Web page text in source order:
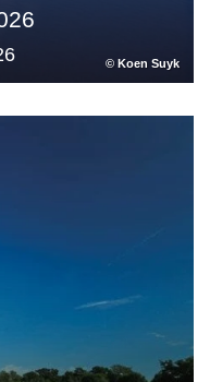
© Koen Suyk